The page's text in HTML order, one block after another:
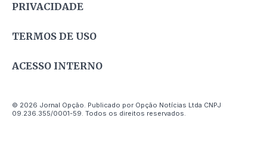
PRIVACIDADE
TERMOS DE USO
ACESSO INTERNO
© 2026 Jornal Opção. Publicado por Opção Notícias Ltda CNPJ
09.236.355/0001-59. Todos os direitos reservados.